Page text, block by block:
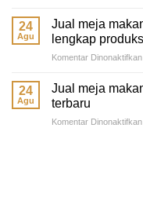
24
Agu
Jual meja
lengkap
Komentar Dinonaktifkan
24
Agu
Jual meja
terbaru
Komentar Dinonaktifkan